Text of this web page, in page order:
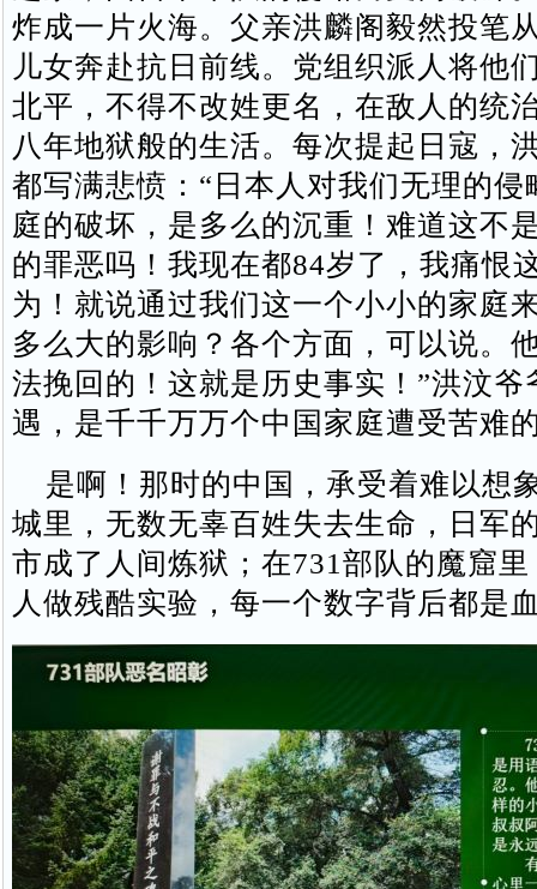
炸成一片火海。父亲洪麟阁毅然投笔
儿女奔赴抗日前线。党组织派人将他
北平，不得不改姓更名，在敌人的统
八年地狱般的生活。每次提起日寇，
都写满悲愤：“日本人对我们无理的侵
庭的破坏，是多么的沉重！难道这不
的罪恶吗！我现在都84岁了，我痛恨
为！就说通过我们这一个小小的家庭
多么大的影响？各个方面，可以说。
法挽回的！这就是历史事实！”洪汶爷
遇，是千千万万个中国家庭遭受苦难
是啊！那时的中国，承受着难以想
城里，无数无辜百姓失去生命，日军
市成了人间炼狱；在731部队的魔窟
人做残酷实验，每一个数字背后都是